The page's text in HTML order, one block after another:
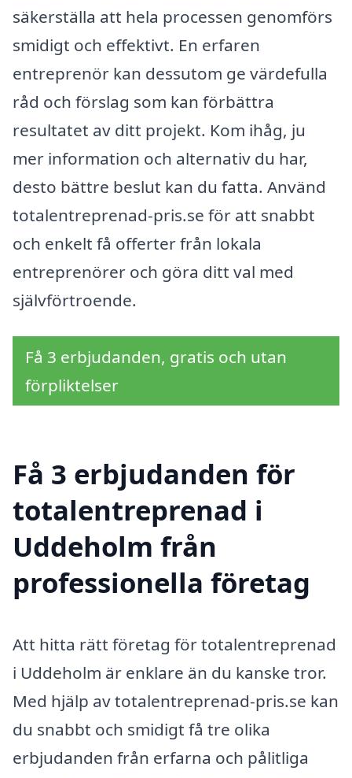
säkerställa att hela processen genomförs
smidigt och effektivt. En erfaren
entreprenör kan dessutom ge värdefulla
råd och förslag som kan förbättra
resultatet av ditt projekt. Kom ihåg, ju
mer information och alternativ du har,
desto bättre beslut kan du fatta. Använd
totalentreprenad-pris.se för att snabbt
och enkelt få offerter från lokala
entreprenörer och göra ditt val med
självförtroende.
Få 3 erbjudanden, gratis och utan
förpliktelser
Få 3 erbjudanden för
totalentreprenad i
Uddeholm från
professionella företag
Att hitta rätt företag för totalentreprenad
i Uddeholm är enklare än du kanske tror.
Med hjälp av totalentreprenad-pris.se kan
du snabbt och smidigt få tre olika
erbjudanden från erfarna och pålitliga